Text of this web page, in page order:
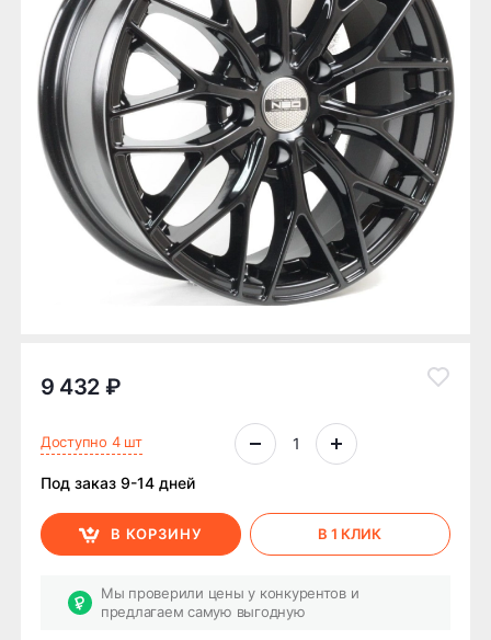
9 432 ₽
Доступно 4 шт
Под заказ 9-14 дней
В КОРЗИНУ В 1 КЛИК
Мы проверили цены у конкурентов и
предлагаем самую выгодную